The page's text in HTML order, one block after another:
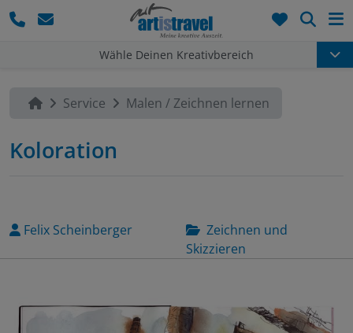
Wähle Deinen Kreativbereich
Service Malen / Zeichnen lernen
Koloration
Felix Scheinberger
Zeichnen und
Skizzieren